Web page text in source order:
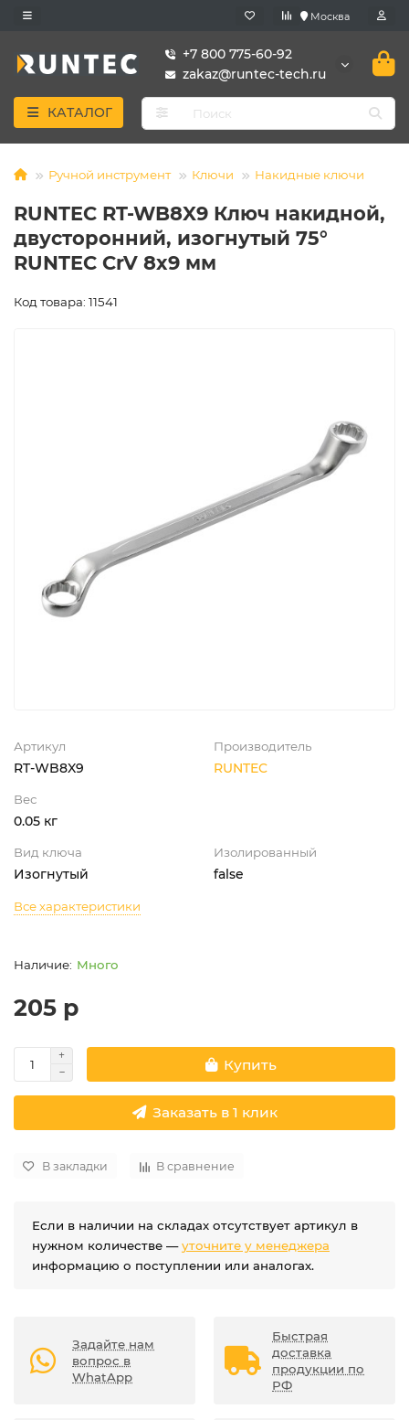
Москва
+7 800 775-60-92
zakaz@runtec-tech.ru
КАТАЛОГ
Ручной инструмент Ключи Накидные ключи
RUNTEC RT-WB8X9 Ключ накидной,
двусторонний, изогнутый 75°
RUNTEC CrV 8x9 мм
Код товара: 11541
Артикул
RT-WB8X9
Производитель
RUNTEC
Вес
0.05 кг
Вид ключа
Изогнутый
Изолированный
false
Все характеристики
Много
205 р
Купить
Заказать в 1 клик
В закладки В сравнение
Если в наличии на складах отсутствует артикул в
нужном количестве —уточните у менеджера
информацию о поступлении или аналогах.
Задайте нам
вопрос в
WhatApp
Быстрая
доставка
продукции по
РФ